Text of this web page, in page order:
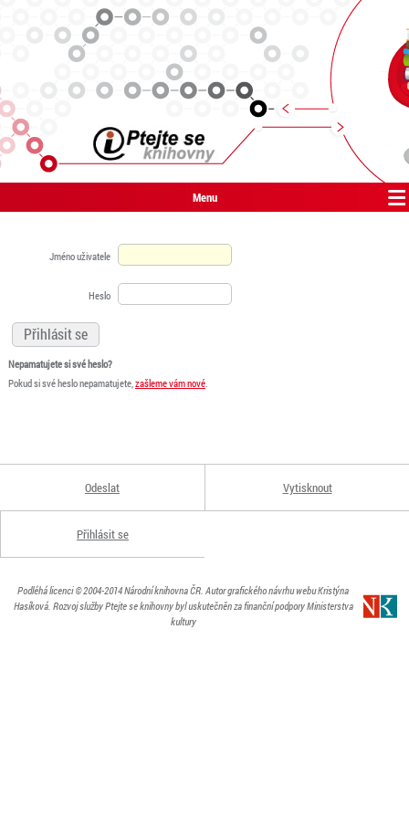
Menu
Jméno uživatele
Heslo
Nepamatujete si své heslo?
Pokud si své heslo nepamatujete,zašleme vám nové.
Odeslat Vytisknout
Přihlásit se
Podléhá licenci© 2004-2014Národní knihovna ČR. Autor grafického návrhu webu Kristýna
Hasíková. Rozvoj služby Ptejte se knihovny byl uskutečněn za finanční podpory Ministerstva
kultury